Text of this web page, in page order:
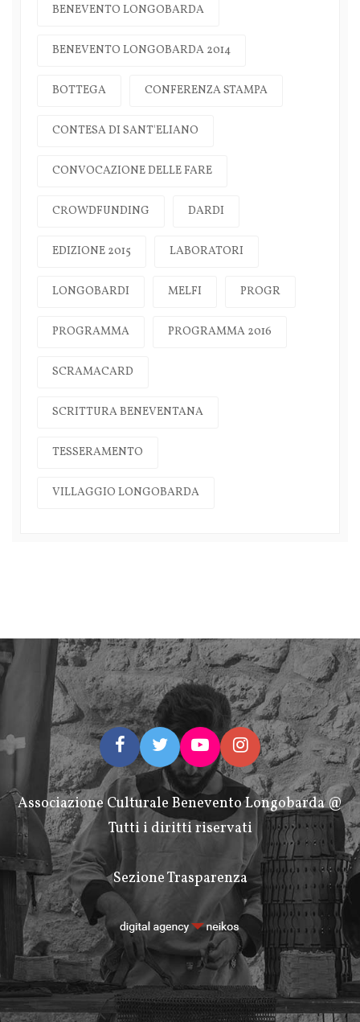
BENEVENTO LONGOBARDA
BENEVENTO LONGOBARDA 2014
BOTTEGA CONFERENZA STAMPA
CONTESA DI SANT'ELIANO
CONVOCAZIONE DELLE FARE
CROWDFUNDING DARDI
EDIZIONE 2015 LABORATORI
LONGOBARDI MELFI PROGR
PROGRAMMA PROGRAMMA 2016
SCRAMACARD
SCRITTURA BENEVENTANA
TESSERAMENTO
VILLAGGIO LONGOBARDA
Associazione Culturale Benevento Longobarda @
Tutti i diritti riservati
Sezione Trasparenza